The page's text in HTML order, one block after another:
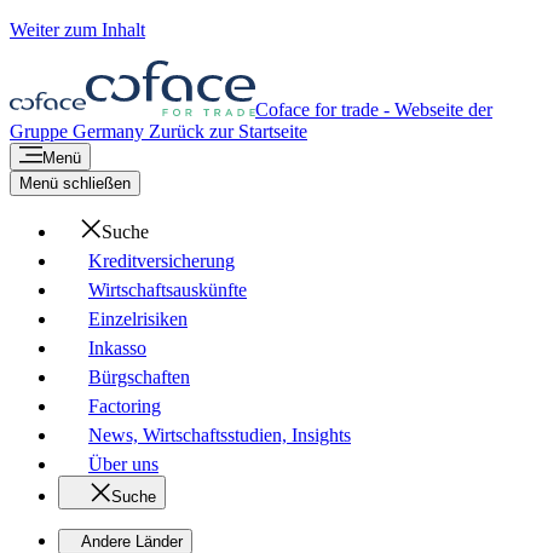
Weiter zum Inhalt
Coface for trade - Webseite der
Gruppe Germany Zurück zur Startseite
Menü
Menü schließen
Suche
Kreditversicherung
Wirtschaftsauskünfte
Einzelrisiken
Inkasso
Bürgschaften
Factoring
News, Wirtschaftsstudien, Insights
Über uns
Suche
Andere Länder